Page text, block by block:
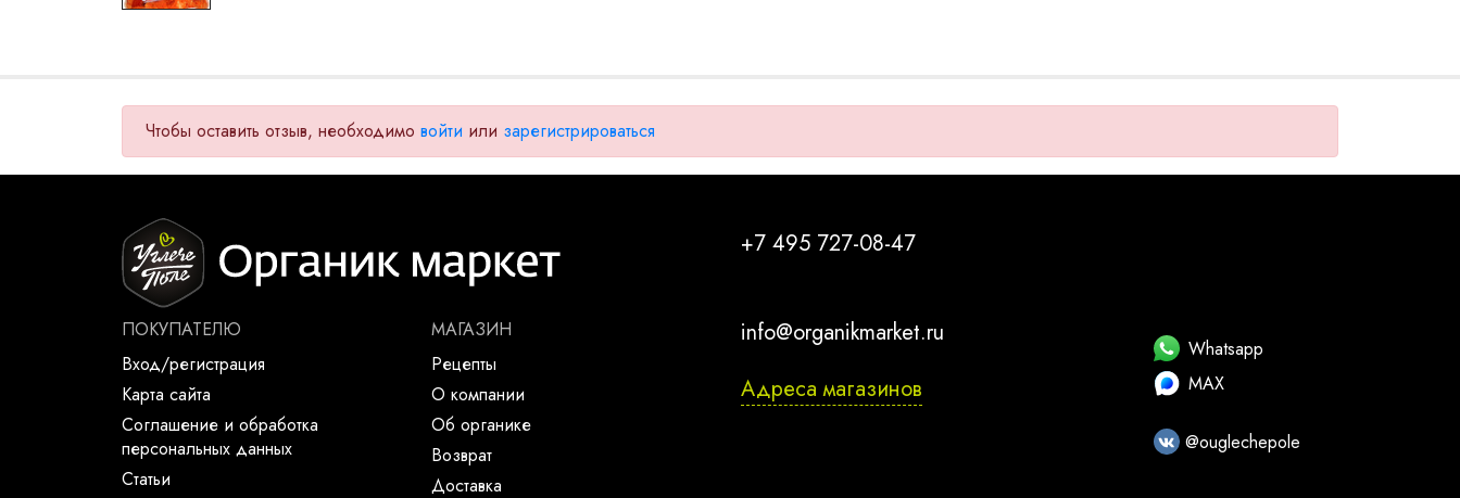
Чтобы оставить отзыв, необходимо войти или зарегистрироваться
ПОКУПАТЕЛЮ
Вход/регистрация
Карта сайта
Соглашение и обработка
персональных данных
Статьи
МАГАЗИН
Рецепты
О компании
Об органике
Возврат
Доставка
+7 495 727-08-47
info@organikmarket.ru
Адреса магазинов
Whatsapp
MAX
@ouglechepole